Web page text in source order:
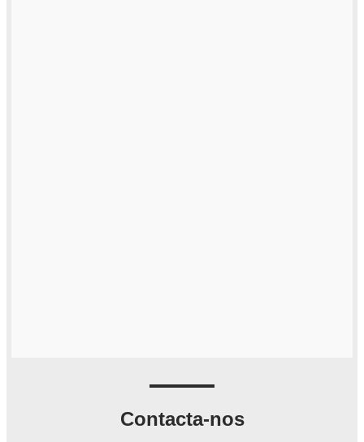
Contacta-nos